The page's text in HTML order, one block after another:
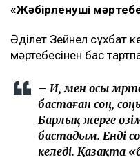
бойынша жәбірленуші
Қоғамда қызу
ол істі соңына дейін
ТАҒЫ ДА ОҚЫҢЫЗДАР